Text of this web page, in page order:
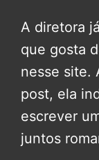
A diretora
que gosta
nesse site.
post, ela
escrever
juntos